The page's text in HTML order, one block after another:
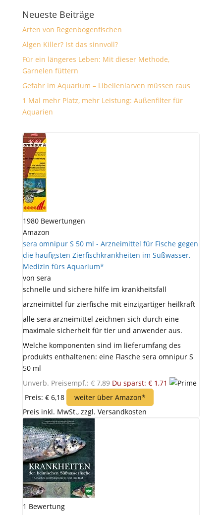
Neueste Beiträge
Arten von Regenbogenfischen
Algen Killer? Ist das sinnvoll?
Für ein längeres Leben: Mit dieser Methode,
Garnelen füttern
Gefahr im Aquarium – Libellenlarven müssen raus
1 Mal mehr Platz, mehr Leistung: Außenfilter für
Aquarien
1980 Bewertungen
Amazon
sera omnipur S 50 ml - Arzneimittel für Fische gegen
die häufigsten Zierfischkrankheiten im Süßwasser,
Medizin fürs Aquarium*
von sera
schnelle und sichere hilfe im krankheitsfall
arzneimittel für zierfische mit einzigartiger heilkraft
alle sera arzneimittel zeichnen sich durch eine
maximale sicherheit für tier und anwender aus.
Welche komponenten sind im lieferumfang des
produkts enthaltenen: eine Flasche sera omnipur S
50 ml
Unverb. Preisempf.: € 7,89 Du sparst: € 1,71
Preis: € 6,18
weiter über Amazon*
Preis inkl. MwSt., zzgl. Versandkosten
1 Bewertung